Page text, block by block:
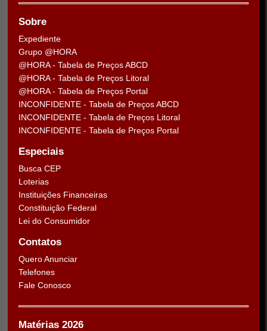
Sobre
Expediente
Grupo @HORA
@HORA - Tabela de Preços ABCD
@HORA - Tabela de Preços Litoral
@HORA - Tabela de Preços Portal
INCONFIDENTE - Tabela de Preços ABCD
INCONFIDENTE - Tabela de Preços Litoral
INCONFIDENTE - Tabela de Preços Portal
Especiais
Busca CEP
Loterias
Instituições Financeiras
Constituição Federal
Lei do Consumidor
Contatos
Quero Anunciar
Telefones
Fale Conosco
Matérias 2026